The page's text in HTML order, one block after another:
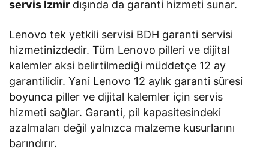
servis İzmir dışında da garanti hizmeti sunar.
Lenovo tek yetkili servisi BDH garanti servisi
hizmetinizdedir. Tüm Lenovo pilleri ve dijital
kalemler aksi belirtilmediği müddetçe 12 ay
garantilidir. Yani Lenovo 12 aylık garanti süresi
boyunca piller ve dijital kalemler için servis
hizmeti sağlar. Garanti, pil kapasitesindeki
azalmaları değil yalnızca malzeme kusurlarını
barındırır.